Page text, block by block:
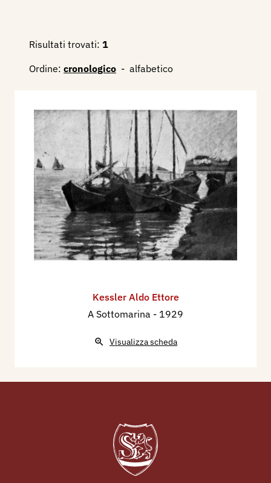
Risultati trovati: 1
Ordine: cronologico - alfabetico
Kessler Aldo Ettore
A Sottomarina - 1929
Visualizza scheda